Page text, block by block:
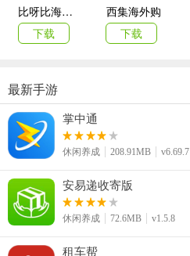
二维码情书生成器软件功能
二维码快速扫描专家
比呀比海外购手机版
下载
西集海外购
下载
最新手游
掌中通
休闲养成 208.91MB v6.69.7
安易递收寄版
休闲养成 72.6MB v1.5.8
租车帮